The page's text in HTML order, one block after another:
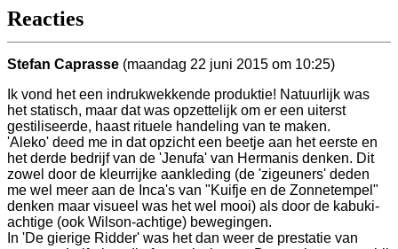
Reacties
Stefan Caprasse (maandag 22 juni 2015 om 10:25)
Ik vond het een indrukwekkende produktie! Natuurlijk was
het statisch, maar dat was opzettelijk om er een uiterst
gestiliseerde, haast rituele handeling van te maken.
'Aleko' deed me in dat opzicht een beetje aan het eerste en
het derde bedrijf van de 'Jenufa' van Hermanis denken. Dit
zowel door de kleurrijke aankleding (de 'zigeuners' deden
me wel meer aan de Inca's van "Kuifje en de Zonnetempel"
denken maar visueel was het wel mooi) als door de kabuki-
achtige (ook Wilson-achtige) bewegingen.
In 'De gierige Ridder' was het dan weer de prestatie van